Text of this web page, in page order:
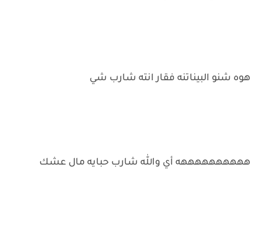
هوه شنو البيناتنه فقار انته شارب شي
ههههههههههه أي والله شارب حبايه مال عشك